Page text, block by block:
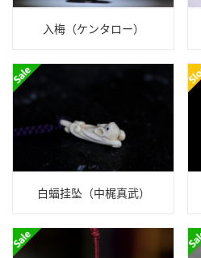
入梅（ケンタロー）
白蝠挂坠（中梶真武）